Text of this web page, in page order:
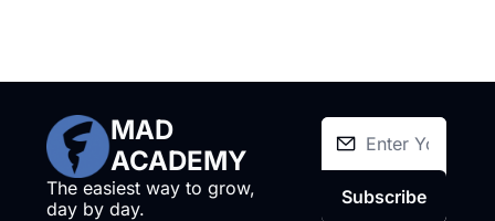
MAD
ACADEMY
The easiest way to grow,
day by day.
Subscribe